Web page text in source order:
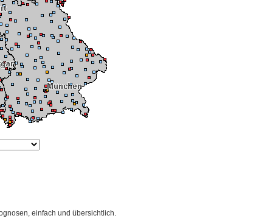
einfach und übersichtlich.